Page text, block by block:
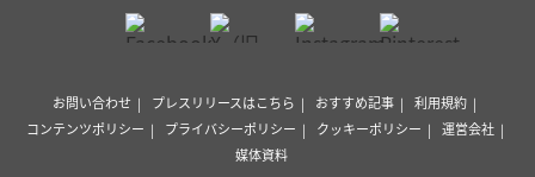
お問い合わせ プレスリリースはこちら おすすめ記事
利用規約
コンテンツポリシー
プライバシーポリシー クッキーポリシー
運営会社
媒体資料